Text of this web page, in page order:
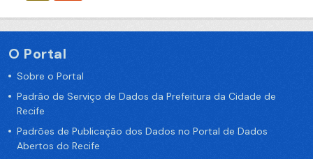
O Portal
Sobre o Portal
Padrão de Serviço de Dados da Prefeitura da Cidade de
Recife
Padrões de Publicação dos Dados no Portal de Dados
Abertos do Recife